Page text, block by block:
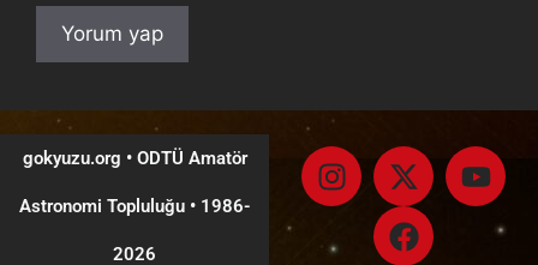
gokyuzu.org • ODTÜ Amatör
Astronomi Topluluğu •1986-
2026